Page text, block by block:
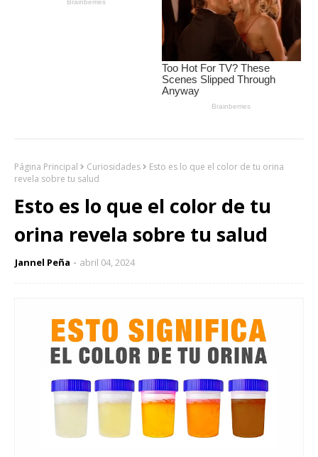
Página Principal Curiosidades
Esto es lo que el color de tu orina
revela sobre tu salud
Esto es lo que el color de tu
orina revela sobre tu salud
Jannel Peña abril 04, 2024